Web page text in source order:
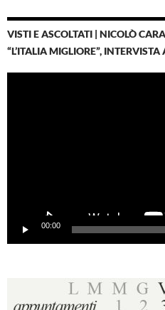
VISTI E ASCOLTATI | NICOLÒ
“L’ITALIA MIGLIORE”,
00:00